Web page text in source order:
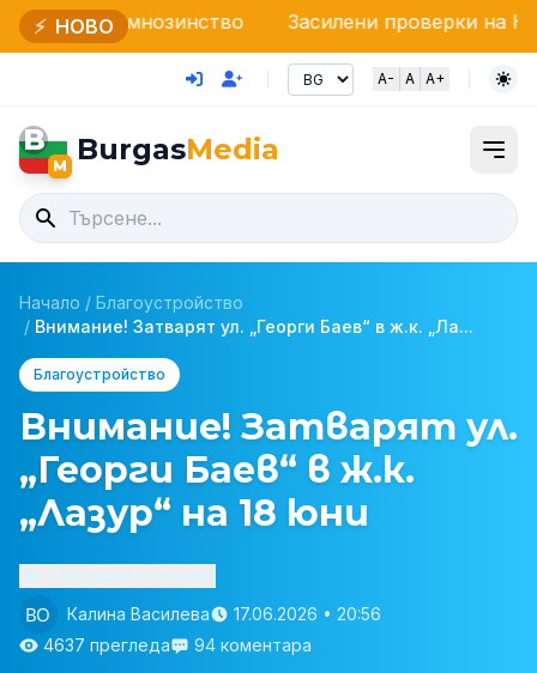
⚡ НОВО Засилени проверки на НАП и
A- A A+
B
M BurgasMedia
Начало / Благоустройство
/ Внимание! Затварят ул. „Георги Баев“ в ж.к. „Ла...
Благоустройство
Внимание! Затварят ул.
„Георги Баев“ в ж.к.
„Лазур“ на 18 юни
Калина Василева
17.06.2026 • 20:56
4637 прегледа
94 коментара